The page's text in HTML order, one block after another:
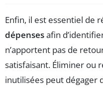
Enfin, il est essentiel de
dépensesafin
n’apportent pas de
satisfaisant. Éliminer ou
inutilisées peut dégager